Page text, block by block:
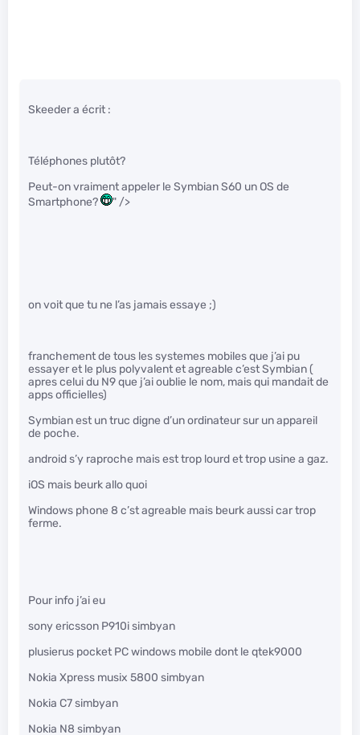
Skeeder a écrit :
Téléphones plutôt?
Peut-on vraiment appeler le Symbian S60 un OS de
Smartphone?
" />
on voit que tu ne l’as jamais essaye ;)
franchement de tous les systemes mobiles que j’ai pu
essayer et le plus polyvalent et agreable c’est Symbian (
apres celui du N9 que j’ai oublie le nom, mais qui mandait de
apps officielles)
Symbian est un truc digne d’un ordinateur sur un appareil
de poche.
android s’y raproche mais est trop lourd et trop usine a gaz.
iOS mais beurk allo quoi
Windows phone 8 c’st agreable mais beurk aussi car trop
ferme.
Pour info j’ai eu
sony ericsson P910i simbyan
plusierus pocket PC windows mobile dont le qtek9000
Nokia Xpress musix 5800 simbyan
Nokia C7 simbyan
Nokia N8 simbyan